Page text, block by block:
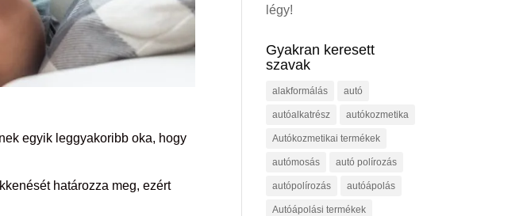
egyik leggyakoribb oka, hogy
határozza meg, ezért
légy!
Gyakran keresett
szavak
alakformálás autó
autóalkatrész autókozmetika
Autókozmetikai termékek
autómosás autó polírozás
autópolírozás autóápolás
Autóápolási termékek